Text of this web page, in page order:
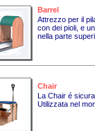
Barrel
Attrezzo per il
con dei pioli, e
nella parte
Chair
La Chair é
Utilizzata nel